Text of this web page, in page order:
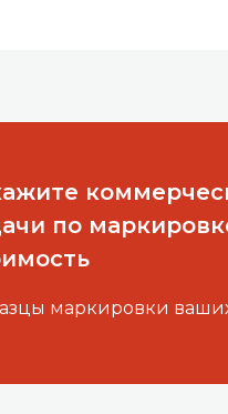
по
маркировки